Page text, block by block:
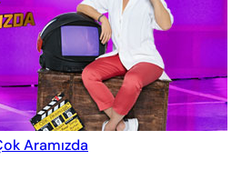
Aramızda